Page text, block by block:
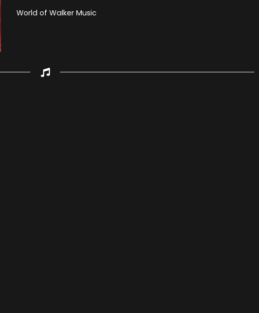
World of Walker Music